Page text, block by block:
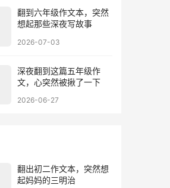
翻到六年级作文本，突然
想起那些深夜写故事
2026-07-03
深夜翻到这篇五年级作
文，心突然被揪了一下
2026-06-27
翻出初二作文本，突然想
起妈妈的三明治